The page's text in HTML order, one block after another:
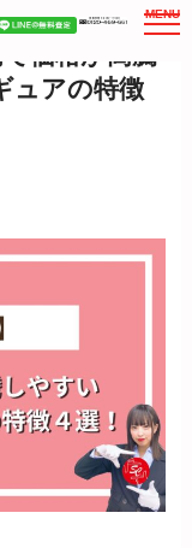
MENU
で価格が高騰
ュアの特徴